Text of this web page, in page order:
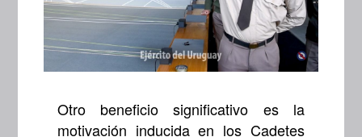
Otro beneficio significativo es la
motivación inducida en los Cadetes